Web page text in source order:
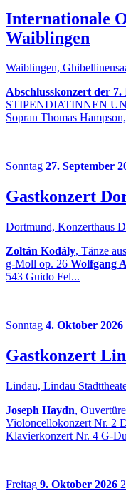
Internationale
Waiblingen
Waiblingen,
Abschlusskonzert der
STIPENDIATINNEN
Sopran Thomas
Sonntag 27. September
Gastkonzert
Dortmund, Konzerthaus
Zoltán Kodály, Tänze
g-Moll op. 26 Wolfgang
543 Guido Fel...
Sonntag 4. Oktober 2026
Gastkonzert
Lindau, Lindau
Joseph Haydn,
Violoncellokonzert Nr. 2
Klavierkonzert Nr. 4 G-
Freitag 9. Oktober 2026